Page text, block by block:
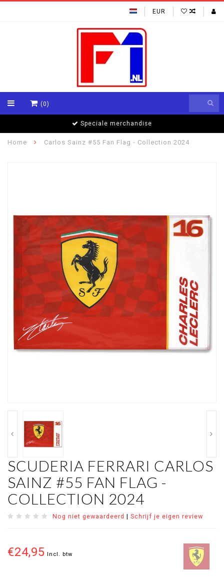
EUR
(0)
Speciale merchandise
Home Carlos Sainz #55 Fan Flag - Collection 2024
SCUDERIA FERRARI CARLOS
SAINZ #55 FAN FLAG -
COLLECTION 2024
Nog niet gewaardeerd | Schrijf je eigen review
€24,95 Incl. btw